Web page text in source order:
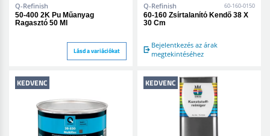
Q-Refinish
50-400 2K Pu Műanyag
Ragasztó 50 Ml
Lásd a variációkat
Q-Refinish 60-160-0150
60-160 Zsírtalanító Kendő 38 X
30 Cm
Bejelentkezés az árak
megtekintéséhez
KEDVENC KEDVENC